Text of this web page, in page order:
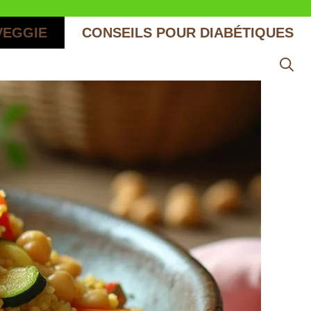
CONSEILS POUR DIABÉTIQUES